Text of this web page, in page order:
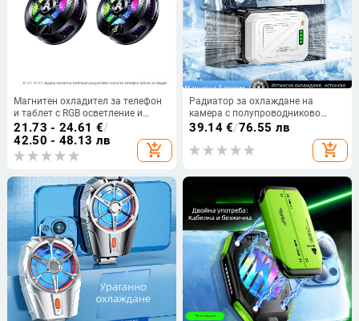
Магнитен охладител за телефон
и таблет с RGB осветление и
цифров дисплей, интерфейс Type-
C, RT-F7/RT-F7i
21.73 - 24.61 €/
42.50 - 48.13 лв
add_shopping_cart
Радиатор за охлаждане на
камера с полупроводниково
охлаждане, интелигентен
контрол на температурата и
четиристепен цифров дисплей,
универсален за няколко модела
тегло 200 g, PC+алюминиева
сплав
39.14€/76.55 лв
add_shopping_cart